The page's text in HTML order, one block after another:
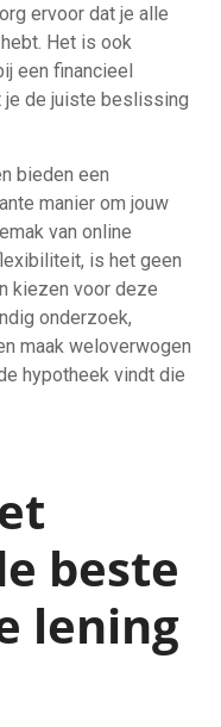
ervoor dat je alle
Het is ook
een financieel
je de juiste beslissing
bieden een
manier om jouw
van online
is het geen
kiezen voor deze
onderzoek,
maak weloverwogen
hypotheek vindt die
beste
lening